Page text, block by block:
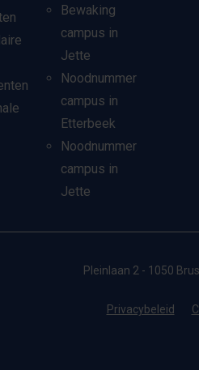
Bewaking
campus in
Jette
Noodnummer
campus in
Etterbeek
Noodnummer
campus in
Jette
Pleinlaan 2 - 1050
Privacybeleid